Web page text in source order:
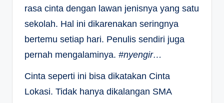
rasa cinta dengan lawan jenisnya yang satu
sekolah. Hal ini dikarenakan seringnya
bertemu setiap hari. Penulis sendiri juga
pernah mengalaminya. #nyengir…
Cinta seperti ini bisa dikatakan Cinta
Lokasi. Tidak hanya dikalangan SMA